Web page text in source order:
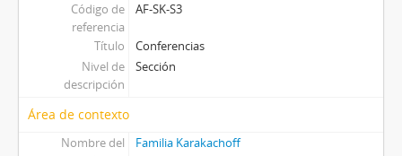
Código de
referencia
AF-SK-S3
Título
Conferencias
Nivel de
descripción
Sección
Área de contexto
Nombre del
Familia Karakachoff